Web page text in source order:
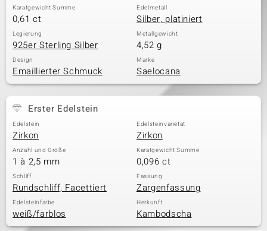
Karatgewicht Summe
0,61 ct
Edelmetall
Silber, platiniert
Legierung
925er Sterling Silber
Metallgewicht
4,52 g
Design
Emaillierter Schmuck
Marke
Saelocana
Erster Edelstein
Edelstein
Zirkon
Edelsteinvarietät
Zirkon
Anzahl und Größe
1 à 2,5 mm
Karatgewicht Summe
0,096 ct
Schliff
Rundschliff, Facettiert
Fassung
Zargenfassung
Edelsteinfarbe
weiß/farblos
Herkunft
Kambodscha